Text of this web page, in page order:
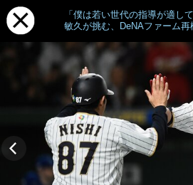
「僕は若い世代の指導が適し
敏久が挑む、DeNAファーム